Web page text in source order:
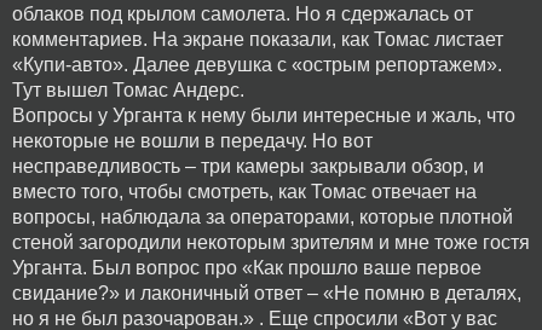
облаков под крылом самолета. Но я сдержалась от
комментариев. На экране показали, как Томас листает
«Купи-авто». Далее девушка с «острым репортажем».
Тут вышел Томас Андерс.
Вопросы у Урганта к нему были интересные и жаль, что
некоторые не вошли в передачу. Но вот
несправедливость – три камеры закрывали обзор, и
вместо того, чтобы смотреть, как Томас отвечает на
вопросы, наблюдала за операторами, которые плотной
стеной загородили некоторым зрителям и мне тоже гостя
Урганта. Был вопрос про «Как прошло ваше первое
свидание?» и лаконичный ответ – «Не помню в деталях,
но я не был разочарован.» . Еще спросили «Вот у вас